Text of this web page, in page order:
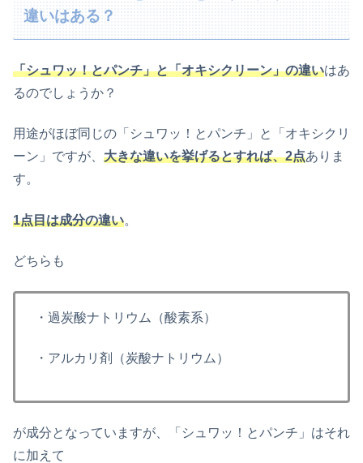
違いはある？
「シュワッ！とパンチ」と「オキシクリーン」の違いはあ
るのでしょうか？
用途がほぼ同じの「シュワッ！とパンチ」と「オキシクリ
ーン」ですが、 大きな違いを挙げるとすれば、2点ありま
す。
1点目は成分の違い。
どちらも
・過炭酸ナトリウム（酸素系）
・アルカリ剤（炭酸ナトリウム）
が成分となっていますが、「シュワッ！とパンチ」はそれ
に加えて